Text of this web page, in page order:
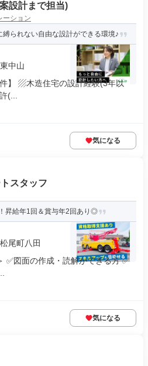
設計まで担当)
ーション
られない自由な設計ができる環境♪
中山
】 ▨木造住宅の設計経験(3年以
(...
気になる
スタッフ
昇給年1回＆賞与年2回あり◎
尾町八田
✅図面の作成・読解ができる方 ✅
気になる